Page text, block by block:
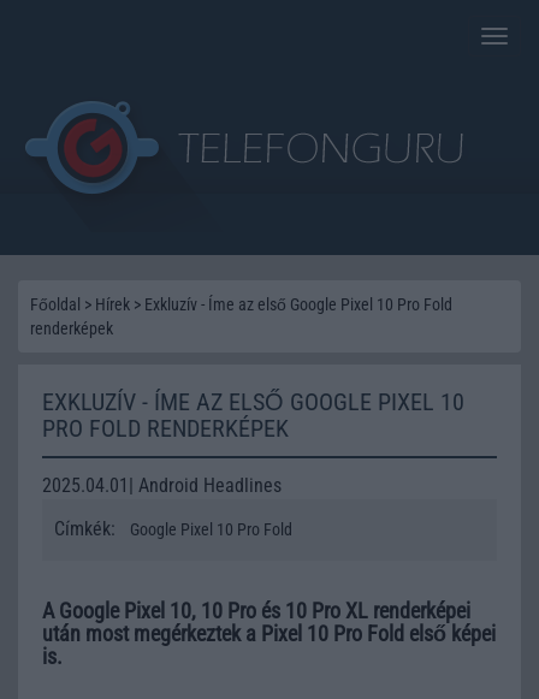
Toggle
Főoldal > Hírek > Exkluzív - Íme az első Google Pixel 10 Pro Fold
renderképek
EXKLUZÍV - ÍME AZ ELSŐ GOOGLE PIXEL 10
PRO FOLD RENDERKÉPEK
2025.04.01| Android Headlines
Címkék:
Google Pixel 10 Pro Fold
A Google Pixel 10, 10 Pro és 10 Pro XL renderképei
után most megérkeztek a Pixel 10 Pro Fold első képei
is.